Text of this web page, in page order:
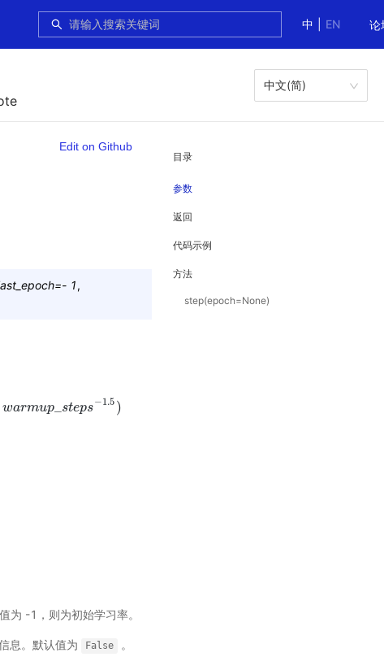
中
EN 论
中文(简)
目录
参数
返回
代码示例
方法
step(epoch=None)
Edit on Github
=- 1,
warmup steps−1.5 )
rmup_step −1.5)
为 -1，则为初始学习率。
息。默认值为 False 。